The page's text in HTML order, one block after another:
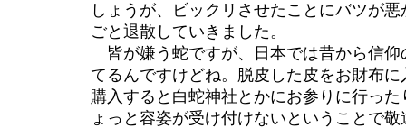
しょうが、ビックリさせたことにバツが
ごと退散していきました。
皆が嫌う蛇ですが、日本では昔から信仰
てるんですけどね。脱皮した皮をお財布
購入すると白蛇神社とかにお参りに行っ
ょっと容姿が受け付けないということで